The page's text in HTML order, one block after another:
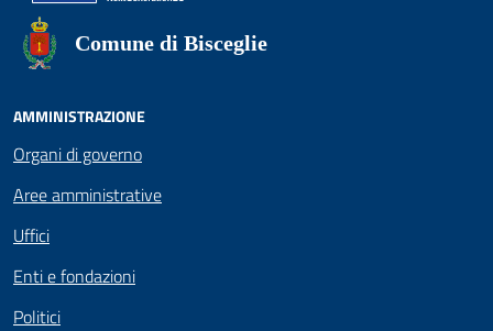
Comune di Bisceglie
AMMINISTRAZIONE
Organi di governo
Aree amministrative
Uffici
Enti e fondazioni
Politici